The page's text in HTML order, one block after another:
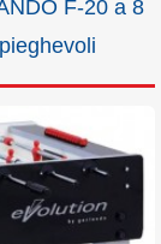
F-20 a 8